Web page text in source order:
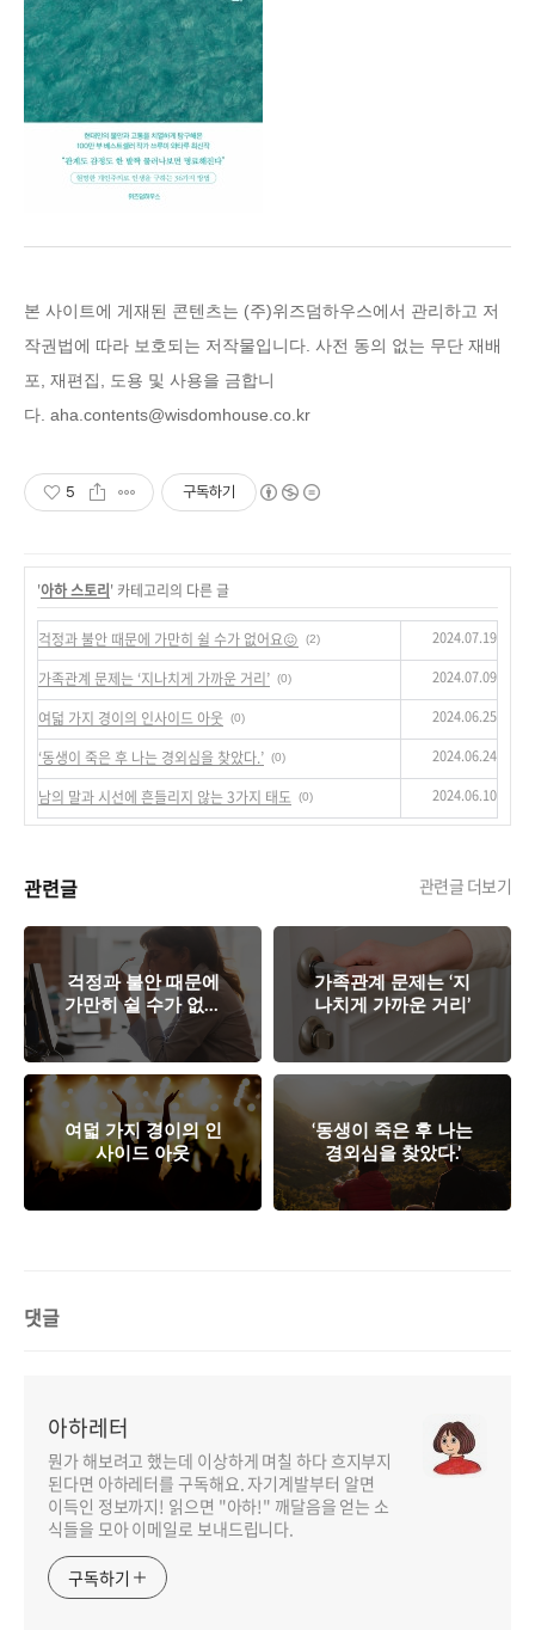
본 사이트에 게재된 콘텐츠는 (주)위즈덤하우스에서 관리하고 저
작권법에 따라 보호되는 저작물입니다. 사전 동의 없는 무단 재배
포, 재편집, 도용 및 사용을 금합니
다. aha.contents@wisdomhouse.co.kr
5 구독하기
'아하 스토리' 카테고리의 다른 글
걱정과 불안 때문에 가만히 쉴 수가 없어요😖 (2) 2024.07.19
가족관계 문제는 ‘지나치게 가까운 거리’ (0) 2024.07.09
여덟 가지 경이의 인사이드 아웃 (0) 2024.06.25
‘동생이 죽은 후 나는 경외심을 찾았다.’ (0) 2024.06.24
남의 말과 시선에 흔들리지 않는 3가지 태도 (0) 2024.06.10
관련글 관련글 더보기
걱정과 불안 때문에
가만히 쉴 수가 없어
요😖
가족관계 문제는 ‘지
나치게 가까운 거리’
여덟 가지 경이의 인
사이드 아웃
‘동생이 죽은 후 나는
경외심을 찾았다.’
댓글
아하레터
뭔가 해보려고 했는데 이상하게 며칠 하다 흐지부지
된다면 아하레터를 구독해요. 자기계발부터 알면
이득인 정보까지! 읽으면 "아하!" 깨달음을 얻는 소
식들을 모아 이메일로 보내드립니다.
구독하기